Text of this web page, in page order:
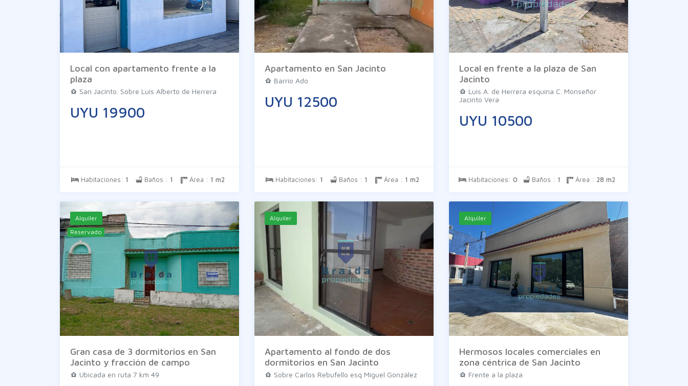
Local con apartamento frente a la
plaza
San Jacinto. Sobre Luis Alberto de Herrera
UYU 19900
Habitaciones: 1 Baños : 1 Área : 1 m2
Apartamento en San Jacinto
Barrio Ado
UYU 12500
Habitaciones: 1 Baños : 1 Área : 1 m2
Local en frente a la plaza de San
Jacinto
Luis A. de Herrera esquina C. Monseñor
Jacinto Vera
UYU 10500
Habitaciones:0 Baños : 1 Área : 28 m2
Reservado
Alquiler
Gran casa de 3 dormitorios en San
Jacinto y fracción de campo
Ubicada en ruta 7 km 49
Alquiler
Apartamento al fondo de dos
dormitorios en San Jacinto
Sobre Carlos Rebufello esq Miguel González
Alquiler
Hermosos locales comerciales en
zona céntrica de San Jacinto
Frente a la plaza